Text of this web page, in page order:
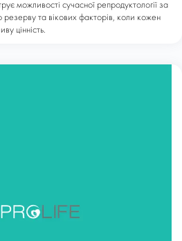
можливості сучасної репродуктології за
та вікових факторів, коли кожен
цінність.